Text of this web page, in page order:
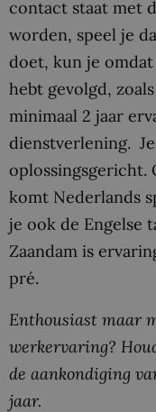
contact staat met
worden, speel je
doet, kun je
hebt gevolgd,
minimaal 2 jaar
dienstverlening.
oplossingsgericht.
komt Nederlands
je ook de Engelse
Zaandam is
pré.
Enthousiast maar
werkervaring?
de aankondiging
jaar.